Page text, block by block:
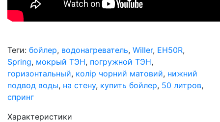
Теги: бойлер, водонагреватель, Willer, EH50R,
Spring, мокрый ТЭН, погружной ТЭН,
горизонтальный, колір чорний матовий, нижний
подвод воды, на стену, купить бойлер, 50 литров,
спринг
Характеристики